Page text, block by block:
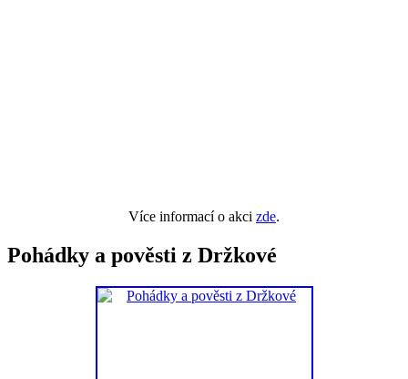
Více informací o akci zde.
Pohádky a pověsti z Držkové